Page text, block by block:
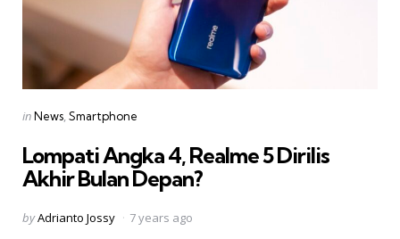
Categories
Posted
inNews Smartphone
Lompati Angka 4, Realme 5 Dirilis
Akhir Bulan Depan?
Posted
byAdrianto Jossy 7 years ago